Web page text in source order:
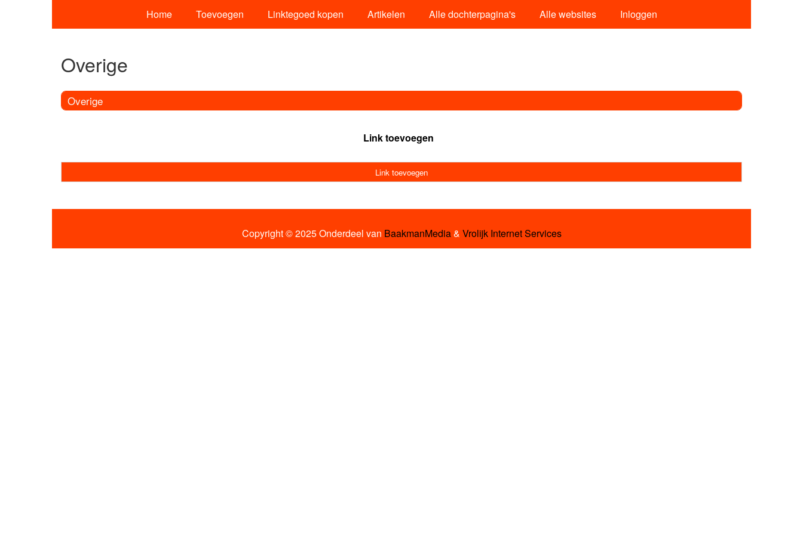
Home Toevoegen Linktegoed kopen Artikelen Alle dochterpagina's Alle websites Inloggen
Overige
Overige
Link toevoegen
Link toevoegen
Copyright © 2025 Onderdeel van BaakmanMedia& Vrolijk Internet Services